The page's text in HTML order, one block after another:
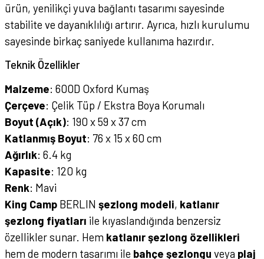
ürün, yenilikçi yuva bağlantı tasarımı sayesinde
stabilite ve dayanıklılığı artırır. Ayrıca, hızlı kurulumu
sayesinde birkaç saniyede kullanıma hazırdır.
Teknik Özellikler
Malzeme: 600D Oxford Kumaş
Çerçeve: Çelik Tüp / Ekstra Boya Korumalı
Boyut (Açık): 190 x 59 x 37 cm
Katlanmış Boyut: 76 x 15 x 60 cm
Ağırlık: 6.4 kg
Kapasite: 120 kg
Renk: Mavi
King CampBERLIN şezlong modeli, katlanır
şezlong fiyatları ile kıyaslandığında benzersiz
özellikler sunar. Hem katlanır şezlong özellikleri
hem de modern tasarımı ile bahçe şezlongu veya plaj